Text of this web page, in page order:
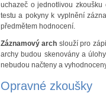
uchazeč o jednotlivou
testu a pokyny k vyplnění
předmětem hodnocení.
Záznamový arch slouží pro
archy budou skenovány a
nebudou načteny a
Opravné zkoušky